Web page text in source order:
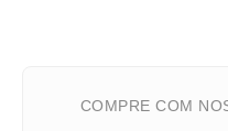
COMPRE COM